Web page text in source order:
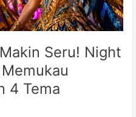
Seru! Night
4 Tema